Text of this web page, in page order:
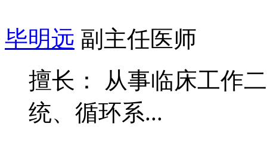
毕明远 副主任医师
擅长： 从事临床工作
统、循环系...